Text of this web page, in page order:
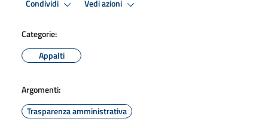
Condividi Vedi azioni
Categorie:
Appalti
Argomenti:
Trasparenza amministrativa